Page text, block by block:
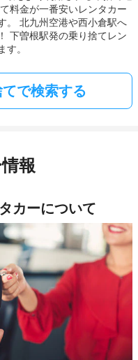
料金が一番安いレンタカー
。 北九州空港や西小倉駅へ
下曽根駅発の乗り捨てレン
す。
で検索する
報
カーについて